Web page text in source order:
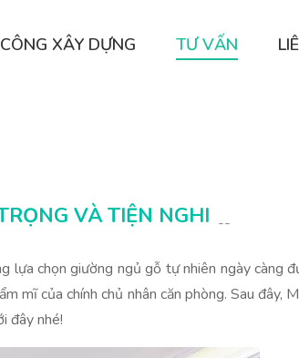
XÂY DỰNG TƯ VẤN
VÀ TIỆN NGHI --
chọn giường ngủ gỗ tự nhiên ngày càng
mĩ của chính chủ nhân căn phòng. Sau đây,
đây nhé!